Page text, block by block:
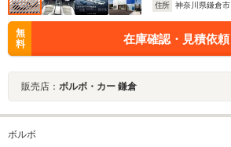
住所
神奈川県鎌倉市
無
料
在庫確認・見積依頼
販売店： ボルボ・カー 鎌倉
ボルボ